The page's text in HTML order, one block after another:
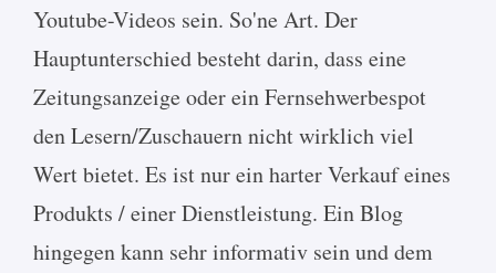
Youtube-Videos sein. So'ne Art. Der
Hauptunterschied besteht darin, dass eine
Zeitungsanzeige oder ein Fernsehwerbespot
den Lesern/Zuschauern nicht wirklich viel
Wert bietet. Es ist nur ein harter Verkauf eines
Produkts / einer Dienstleistung. Ein Blog
hingegen kann sehr informativ sein und dem